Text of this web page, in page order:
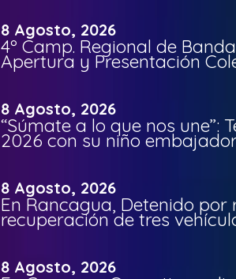
8 Agosto, 2026
4º Camp. Regional de
Apertura y Presentación
8 Agosto, 2026
“Súmate a lo que nos une”:
2026 con su niño
8 Agosto, 2026
En Rancagua, Detenido por
recuperación de tres
8 Agosto, 2026